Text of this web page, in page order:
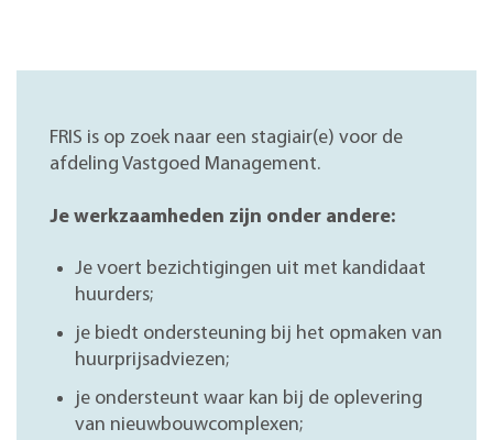
FRIS is op zoek naar een stagiair(e) voor de
afdeling Vastgoed Management.
Je werkzaamheden zijn onder andere:
Je voert bezichtigingen uit met kandidaat
huurders;
je biedt ondersteuning bij het opmaken van
huurprijsadviezen;
je ondersteunt waar kan bij de oplevering
van nieuwbouwcomplexen;